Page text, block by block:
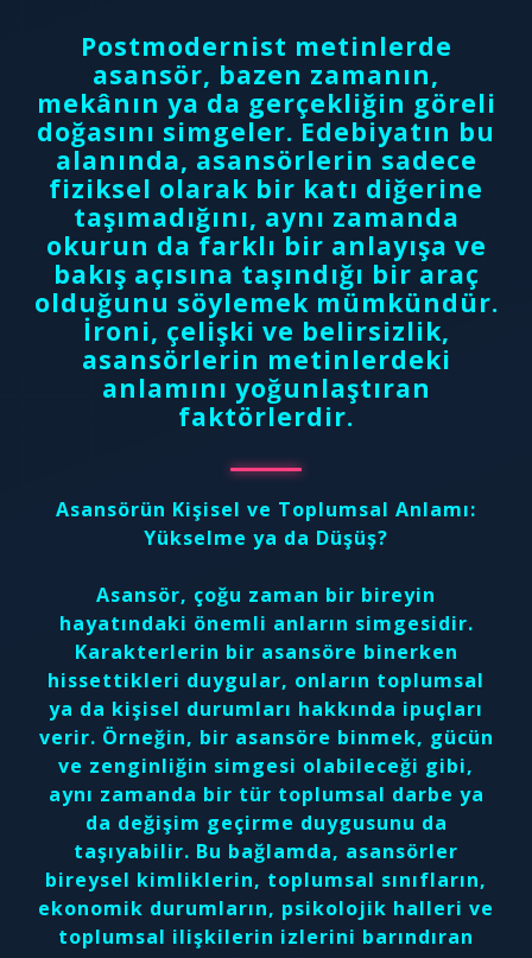
Postmodernist metinlerde
asansör, bazen zamanın,
mekânın ya da gerçekliğin göreli
doğasını simgeler. Edebiyatın bu
alanında, asansörlerin sadece
fiziksel olarak bir katı diğerine
taşımadığını, aynı zamanda
okurun da farklı bir anlayışa ve
bakış açısına taşındığı bir araç
olduğunu söylemek mümkündür.
İroni, çelişki ve belirsizlik,
asansörlerin metinlerdeki
anlamını yoğunlaştıran
faktörlerdir.
Asansörün Kişisel ve Toplumsal Anlamı:
Yükselme ya da Düşüş?
Asansör, çoğu zaman bir bireyin
hayatındaki önemli anların simgesidir.
Karakterlerin bir asansöre binerken
hissettikleri duygular, onların toplumsal
ya da kişisel durumları hakkında ipuçları
verir. Örneğin, bir asansöre binmek, gücün
ve zenginliğin simgesi olabileceği gibi,
aynı zamanda bir tür toplumsal darbe ya
da değişim geçirme duygusunu da
taşıyabilir. Bu bağlamda, asansörler
bireysel kimliklerin, toplumsal sınıfların,
ekonomik durumların, psikolojik halleri ve
toplumsal ilişkilerin izlerini barındıran